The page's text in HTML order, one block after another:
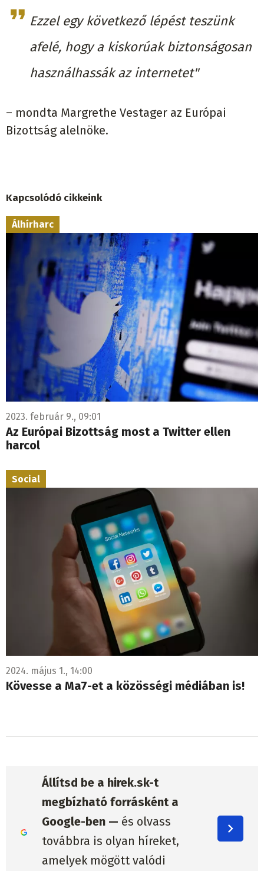
Ezzel egy következő lépést teszünk
afelé, hogy a kiskorúak biztonságosan
használhassák az internetet"
– mondta Margrethe Vestager az Európai
Bizottság alelnöke.
Kapcsolódó cikkeink
Álhírharc
2023. február 9., 09:01
Az Európai Bizottság most a Twitter ellen
harcol
Social
2024. május 1., 14:00
Kövesse a Ma7-et a közösségi médiában is!
Állítsd be a hirek.sk-t
megbízható forrásként a
Google-ben — és olvass
továbbra is olyan híreket,
amelyek mögött valódi